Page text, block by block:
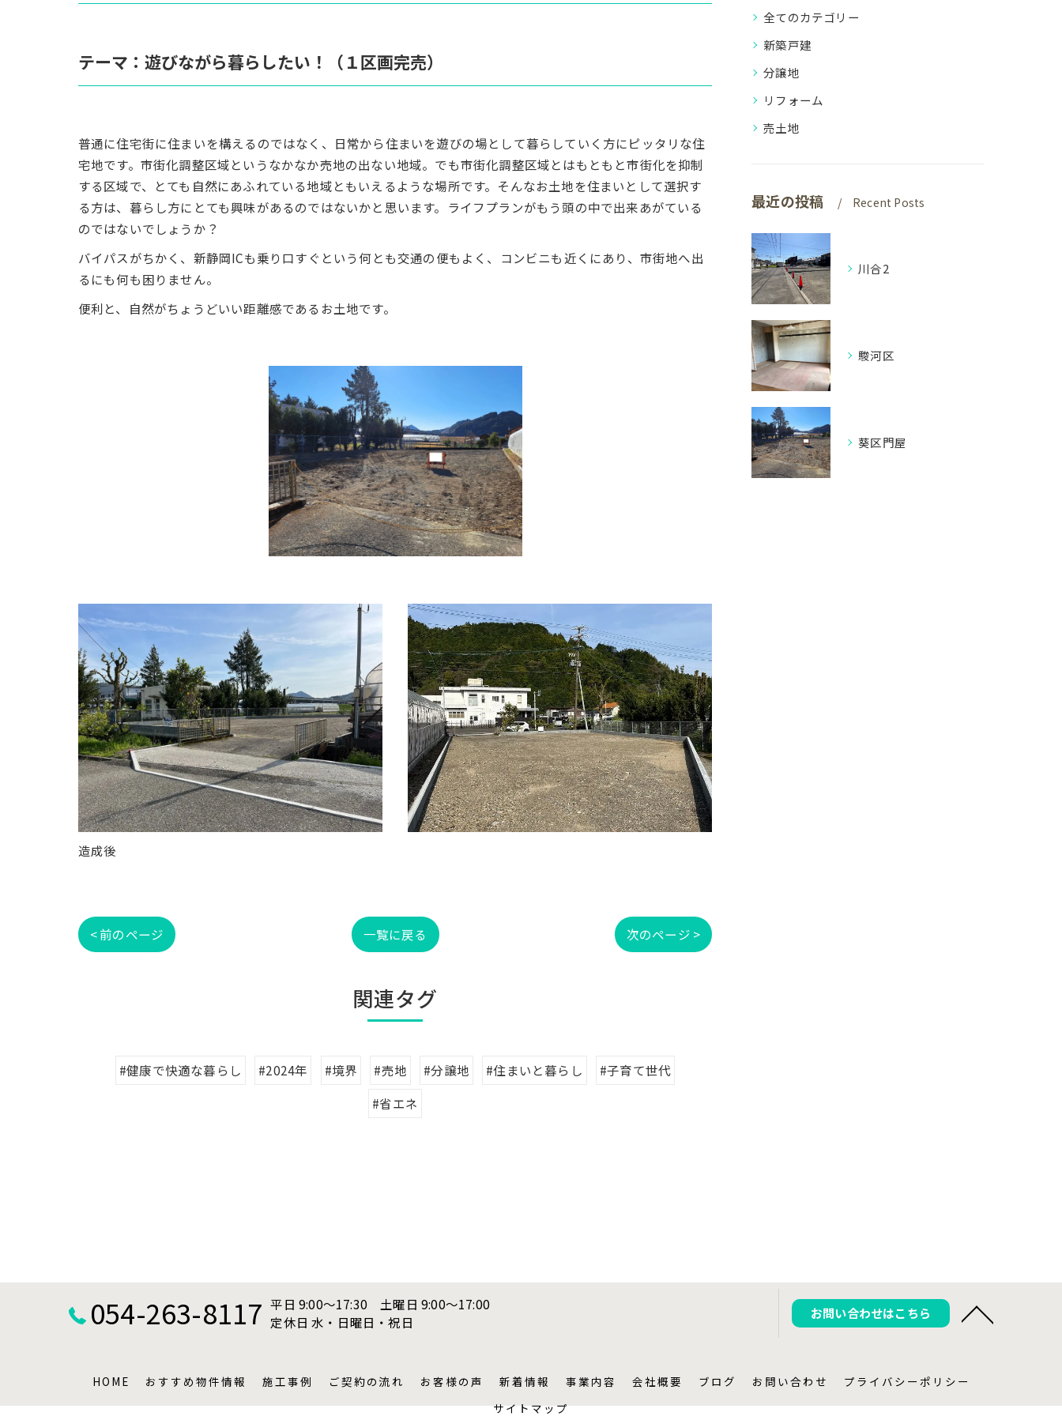
テーマ：遊びながら暮らしたい！（１区画完売）
普通に住宅街に住まいを構えるのではなく、日常から住まいを遊びの場として暮らしていく方にピッタリな住
宅地です。市街化調整区域というなかなか売地の出ない地域。でも市街化調整区域とはもともと市街化を抑制
する区域で、とても自然にあふれている地域ともいえるような場所です。そんなお土地を住まいとして選択す
る方は、暮らし方にとても興味があるのではないかと思います。ライフプランがもう頭の中で出来あがている
のではないでしょうか？
バイパスがちかく、新静岡ICも乗り口すぐという何とも交通の便もよく、コンビニも近くにあり、市街地へ出
るにも何も困りません。
便利と、自然がちょうどいい距離感であるお土地です。
造成後
< 前のページ 一覧に戻る 次のページ >
関連タグ
#健康で快適な暮らし #2024年 #境界 #売地 #分譲地 #住まいと暮らし
#子育て世代
#省エネ
全てのカテゴリー
新築戸建
分譲地
リフォーム
売土地
最近の投稿 Recent Posts
川合2
駿河区
葵区門屋
054-263-8117 平日 9:00～17:30 土曜日 9:00〜17:00
定休日 水・日曜日・祝日
お問い合わせはこちら
HOME おすすめ物件情報 施工事例 ご契約の流れ お客様の声 新着情報 事業内容 会社概要 ブログ お問い合わせ
プライバシーポリシー
サイトマップ